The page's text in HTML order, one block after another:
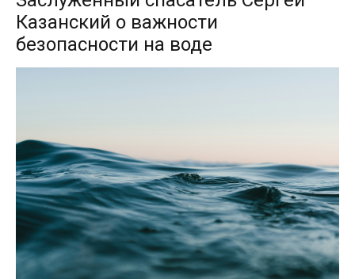
Казанский о важности
безопасности на воде